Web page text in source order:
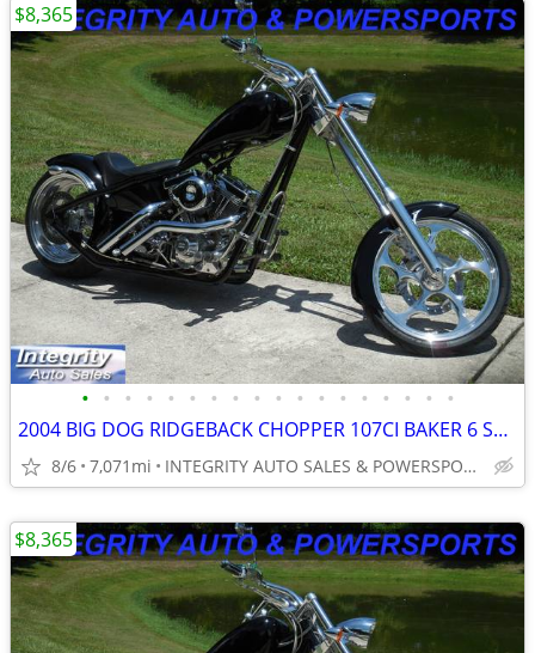
• • • • • • • • • • • • • • • • • •
2004 BIG DOG RIDGEBACK CHOPPER 107CI BAKER 6 SPEED 7K MILES VERY CLEAN
8/6 7,071mi INTEGRITY AUTO SALES & POWERSPORTS
$8,365
$8,365